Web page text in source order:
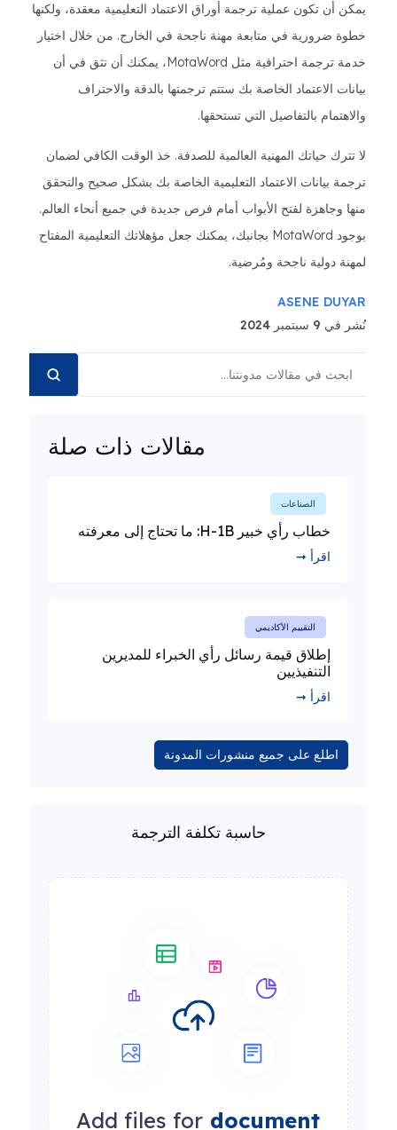
يمكن أن تكون عملية ترجمة أوراق الاعتماد التعليمية معقدة، ولكنها
خطوة ضرورية في متابعة مهنة ناجحة في الخارج. من خلال اختيار
خدمة ترجمة احترافية مثل MotaWord، يمكنك أن تثق في أن
بيانات الاعتماد الخاصة بك ستتم ترجمتها بالدقة والاحتراف
والاهتمام بالتفاصيل التي تستحقها.
لا تترك حياتك المهنية العالمية للصدفة. خذ الوقت الكافي لضمان
ترجمة بيانات الاعتماد التعليمية الخاصة بك بشكل صحيح والتحقق
منها وجاهزة لفتح الأبواب أمام فرص جديدة في جميع أنحاء العالم.
بوجود MotaWord بجانبك، يمكنك جعل مؤهلاتك التعليمية المفتاح
لمهنة دولية ناجحة ومُرضية.
ASENE DUYAR
نُشر في 9 سبتمبر 2024
مقالات ذات صلة
الصناعات
خطاب رأي خبير H-1B: ما تحتاج إلى معرفته
اقرأ ➞
التقييم الأكاديمي
إطلاق قيمة رسائل رأي الخبراء للمديرين
التنفيذيين
اقرأ ➞
اطلع على جميع منشورات المدونة
حاسبة تكلفة الترجمة
Add files for document